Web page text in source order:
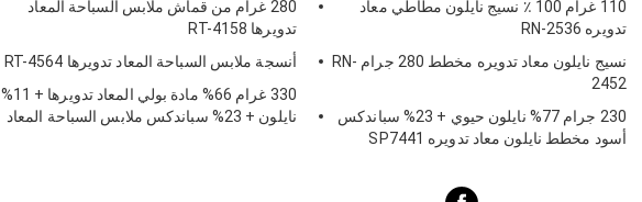
280 غرام من قماش ملابس السباحة المعاد
تدويرها RT-4158
أنسجة ملابس السباحة المعاد تدويرها RT-4564
330 غرام 66% مادة بولي المعاد تدويرها + 11%
نايلون + 23% سباندكس ملابس السباحة المعاد
110 غرام 100 ٪ نسيج نايلون مطاطي معاد
تدويره RN-2536
نسيج نايلون معاد تدويره مخطط 280 جرام RN-
2452
230 جرام 77% نايلون حيوي + 23% سباندكس
أسود مخطط نايلون معاد تدويره SP7441